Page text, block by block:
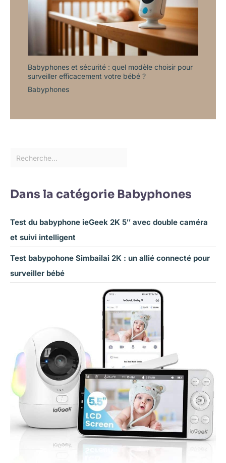
Babyphones et sécurité : quel modèle choisir pour
surveiller efficacement votre bébé ?
Babyphones
Dans la catégorie Babyphones
Test du babyphone ieGeek 2K 5″ avec double caméra
et suivi intelligent
Test babypohone Simbailai 2K : un allié connecté pour
surveiller bébé